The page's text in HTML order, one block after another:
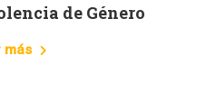
de Género
más